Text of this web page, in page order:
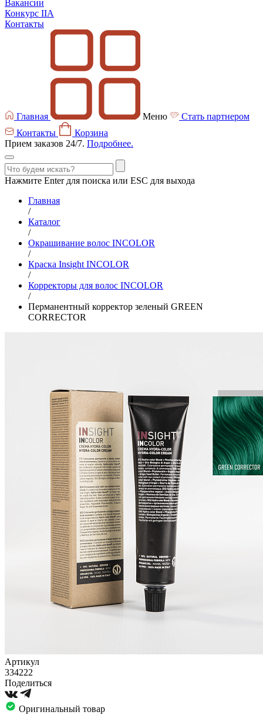
Вакансии
Конкурс IIA
Контакты
Главная Меню
Стать партнером
Контакты
Корзина
Прием заказов 24/7. Подробнее.
Нажмите Enter для поиска или ESC для выхода
Главная
/
Каталог
/
Окрашивание волос INCOLOR
/
Краска Insight INCOLOR
/
Корректоры для волос INCOLOR
/
Перманентный корректор зеленый GREEN
CORRECTOR
Артикул
334222
Поделиться
Оригинальный товар